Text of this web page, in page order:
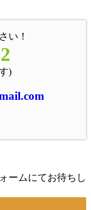
い！
)
ームにてお待ちし